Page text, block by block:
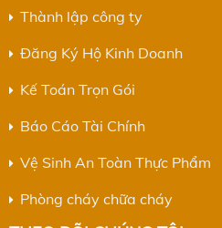
Thành lập công ty
Đăng Ký Hộ Kinh Doanh
Kế Toán Trọn Gói
Báo Cáo Tài Chính
Vệ Sinh An Toàn Thực Phẩm
Phòng cháy chữa cháy